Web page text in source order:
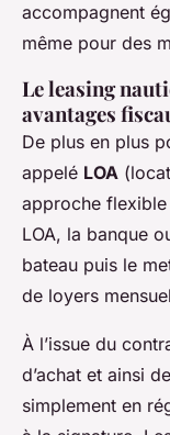
accompagnent
même pour des
Le leasing
avantages
De plus en plus
appelé LOA
approche
LOA, la banque
bateau puis le
de loyers
À l’issue du
d’achat et ainsi
simplement en